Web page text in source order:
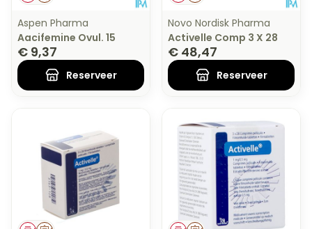
Aspen Pharma
Aacifemine Ovul. 15
€ 9,37
Reserveer
Novo Nordisk Pharma
Activelle Comp 3 X 28
€ 48,47
Reserveer